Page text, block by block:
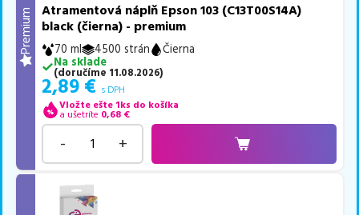
Premium
Atramentová náplň Epson 103 (C13T00S14A)
black (čierna) - premium
70 ml 4500 strán
Čierna
Na sklade
(doručíme 11.08.2026)
2,89 € s DPH
Vložte ešte 1ks do košíka
a ušetríte 0,68 €
- +